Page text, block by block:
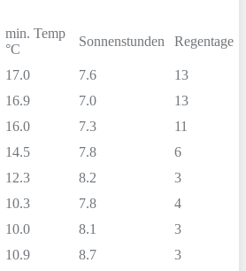
min. Temp
°C
Sonnenstunden Regentage
17.0 7.6
13
16.9 7.0
13
16.0 7.3
11
14.5 7.8
6
12.3 8.2
3
10.3 7.8
4
10.0 8.1
3
10.9 8.7
3